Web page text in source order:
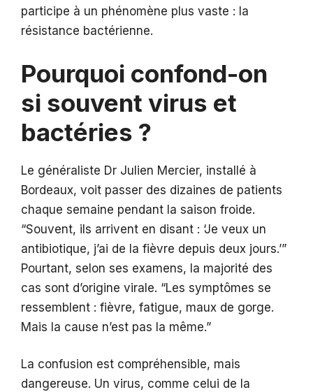
participe à un phénomène plus vaste : la
résistance bactérienne.
Pourquoi confond-on
si souvent virus et
bactéries ?
Le généraliste Dr Julien Mercier, installé à
Bordeaux, voit passer des dizaines de patients
chaque semaine pendant la saison froide.
“Souvent, ils arrivent en disant : ‘Je veux un
antibiotique, j’ai de la fièvre depuis deux jours.’”
Pourtant, selon ses examens, la majorité des
cas sont d’origine virale. “Les symptômes se
ressemblent : fièvre, fatigue, maux de gorge.
Mais la cause n’est pas la même.”
La confusion est compréhensible, mais
dangereuse. Un virus, comme celui de la